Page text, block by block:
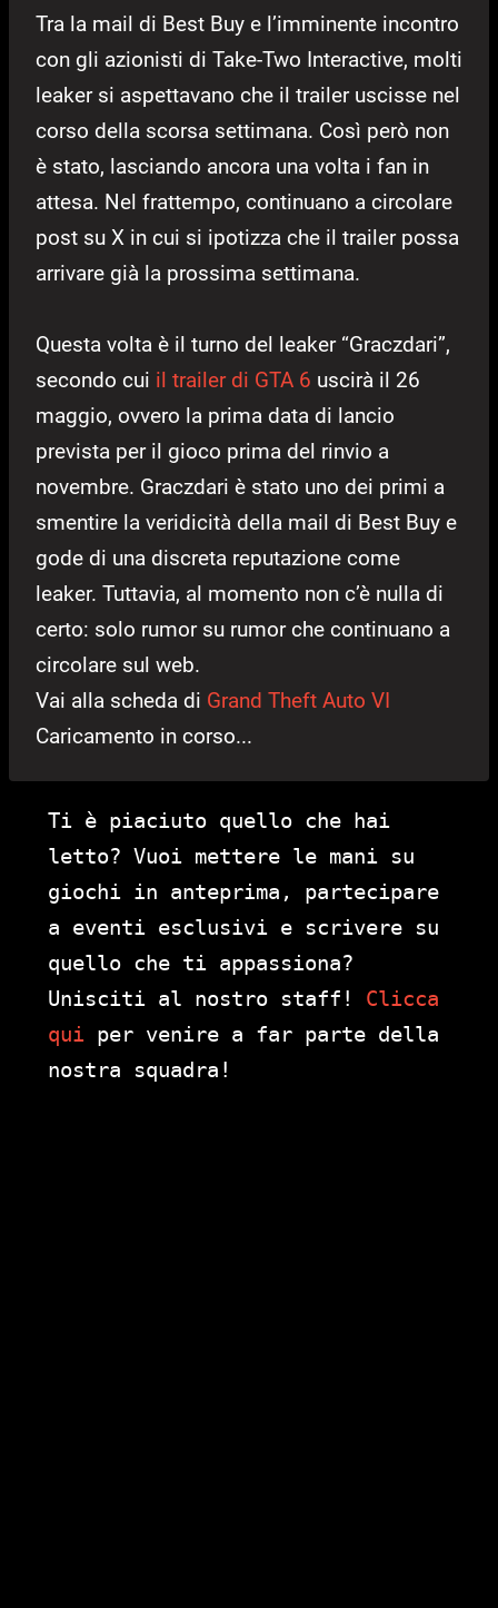
Tra la mail di Best Buy e l’imminente incontro
con gli azionisti di Take-Two Interactive, molti
leaker si aspettavano che il trailer uscisse nel
corso della scorsa settimana. Così però non
è stato, lasciando ancora una volta i fan in
attesa. Nel frattempo, continuano a circolare
post su X in cui si ipotizza che il trailer possa
arrivare già la prossima settimana.
Questa volta è il turno del leaker “Graczdari”,
secondo cui il trailer di GTA 6 uscirà il 26
maggio, ovvero la prima data di lancio
prevista per il gioco prima del rinvio a
novembre. Graczdari è stato uno dei primi a
smentire la veridicità della mail di Best Buy e
gode di una discreta reputazione come
leaker. Tuttavia, al momento non c’è nulla di
certo: solo rumor su rumor che continuano a
circolare sul web.
Vai alla scheda di Grand Theft Auto VI
Caricamento in corso...
Ti è piaciuto quello che hai
letto? Vuoi mettere le mani su
giochi in anteprima, partecipare
a eventi esclusivi e scrivere su
quello che ti appassiona?
Unisciti al nostro staff! Clicca
qui per venire a far parte della
nostra squadra!